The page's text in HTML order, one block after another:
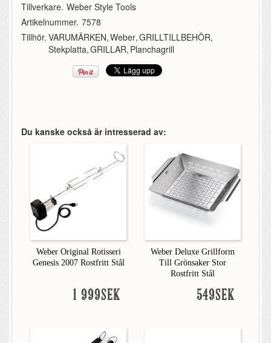
Tillverkare. Weber Style Tools
Artikelnummer. 7578
Tillhör. VARUMÄRKEN,Weber,GRILLTILLBEHÖR,
Stekplatta,GRILLAR, Planchagrill
Du kanske också är intresserad av:
Weber Original Rotisseri
Genesis 2007 Rostfritt Stål
1 999SEK
Weber Deluxe Grillform
Till Grönsaker Stor
Rostfritt Stål
549SEK